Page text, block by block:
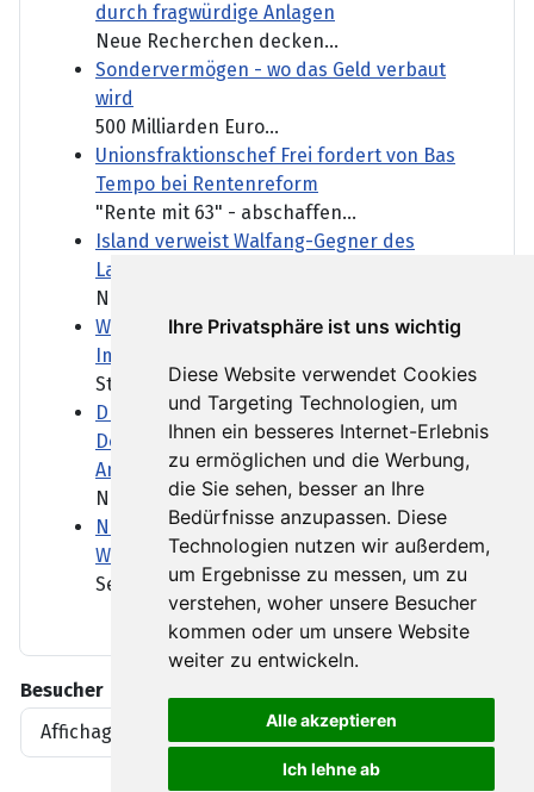
Ihre Privatsphäre ist uns wichtig
Diese Website verwendet Cookies
und Targeting Technologien, um
Ihnen ein besseres Internet-Erlebnis
zu ermöglichen und die Werbung,
die Sie sehen, besser an Ihre
Bedürfnisse anzupassen. Diese
Technologien nutzen wir außerdem,
um Ergebnisse zu messen, um zu
verstehen, woher unsere Besucher
kommen oder um unsere Website
weiter zu entwickeln.
Alle akzeptieren
Ich lehne ab
durch fragwürdige Anlagen
Neue Recherchen decken...
Sondervermögen - wo das Geld verbaut
wird
500 Milliarden Euro...
Unionsfraktionschef Frei fordert von Bas
Tempo bei Rentenreform
"Rente mit 63" - abschaffen...
Island verweist Walfang-Gegner des
Landes
Nach zwei Jahren Pause wird...
WHO: Studien zu Ebola-Medikamenten und
Impfstoffen starten
Studien für Medikamente und...
Drohne am Flughafen Leipzig/Halle:
Dobrindt sieht "hybrides
Anschlagsszenario"
Nach dem Fund einer Drohne...
Nach Kürzungen von US-Hilfen in Nepal:
Wenn Helfende zu Hilflosen werden
Seit US-Präsident Trump das...
Besucher
Affichages d'articles